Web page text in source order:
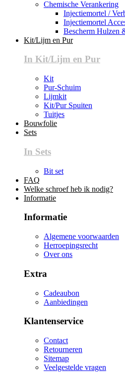
Chemische Verankering
Injectiemortel /
Injectiemortel
Bescherm Hulzen
Kit/Lijm en Pur
In Kit/Lijm en Pur
Kit
Pur-Schuim
Lijmkit
Kit/Pur Spuiten
Tuitjes
Bouwfolie
Sets
In Sets
Bit set
FAQ
Welke schroef heb ik nodig?
Informatie
Informatie
Algemene voorwaarden
Herroepingsrecht
Over ons
Extra
Cadeaubon
Aanbiedingen
Klantenservice
Contact
Retourneren
Sitemap
Veelgestelde vragen